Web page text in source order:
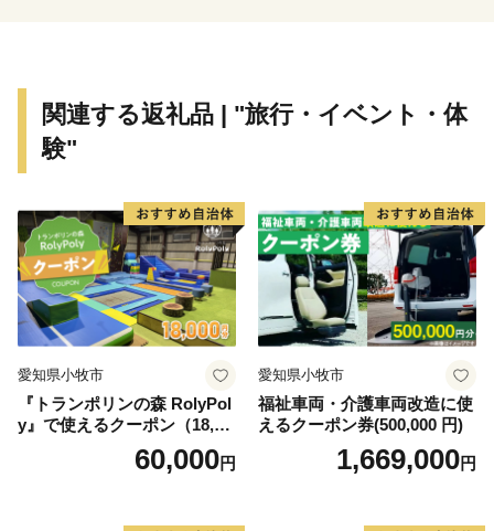
誇るブランド品がいっぱいあります！
関連する返礼品 | "旅行・イベント・体
験"
愛知県小牧市
『トランポリンの森 RolyPol
y』で使えるクーポン（18,00
60,000円
愛知県小牧市
福祉車両・介護車両改造に使
えるクーポン券(500,000 円)
1,669,000円